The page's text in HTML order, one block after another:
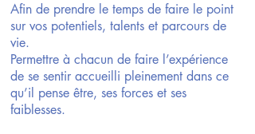
Afin de prendre le temps de faire le point
sur vos potentiels, talents et parcours de
vie.
Permettre à chacun de faire l’expérience
de se sentir accueilli pleinement dans ce
qu’il pense être, ses forces et ses
faiblesses.